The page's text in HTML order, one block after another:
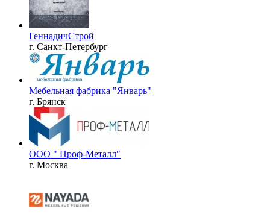
ГеннадичСтрой
г. Санкт-Петербург
Мебельная фабрика "Январь"
г. Брянск
ООО " Проф-Металл"
г. Москва